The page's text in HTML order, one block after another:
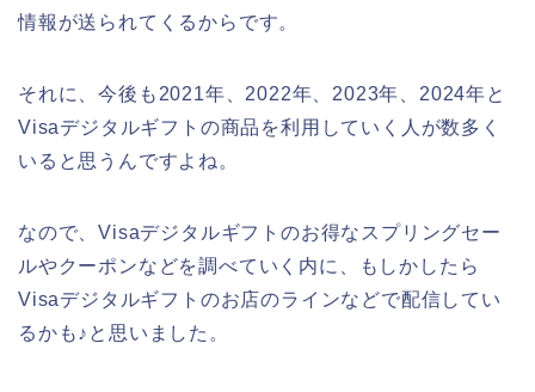
情報が送られてくるからです。
それに、今後も2021年、2022年、2023年、2024年と
Visaデジタルギフトの商品を利用していく人が数多く
いると思うんですよね。
なので、Visaデジタルギフトのお得なスプリングセー
ルやクーポンなどを調べていく内に、もしかしたら
Visaデジタルギフトのお店のラインなどで配信してい
るかも♪と思いました。